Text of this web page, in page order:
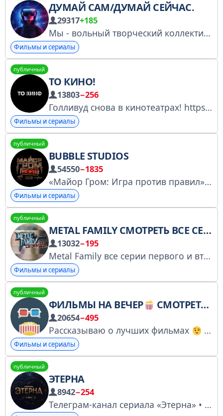
ДУМАЙ САМ/ДУМАЙ СЕЙЧАС.
29317+185
Мы - вольный творческий коллектив. Создаём ролики, мультипликацию и фильмы на важные социальные и политические темы. Поддержи нас: https://boosty.to/yhinkyourself Для связи: studio_ds-ds@bk.ru gosuslugi.ru/snet/676fc4ca6aa9672b9633bf22
Фильмы и сериалы
публичный
ТО КИНО!
13803−256
Голливуд снова в кинотеатрах! https://bit.ly/32VBhnG
Фильмы и сериалы
публичный
BUBBLE STUDIOS
54550−1835
«Майор Гром: Игра против правил» с 19 января на Кинопоиске — https://www.kinopoisk.ru/series/6299424/ Сведения о регистрации данного канала: https://clck.ru/3G3uzo
Фильмы и сериалы
публичный
METAL FAMILY СМОТРЕТЬ ВСЕ СЕРИИ
13032−195
Metal Family все серии первого и второго сезона на русском. Метал фемели 2 сезон 6 серия, 7, 8, 9, 10...
Фильмы и сериалы
публичный
ФИЛЬМЫ НА ВЕЧЕР СМОТРЕТЬ ФИЛЬМЫ БЕСПЛАТНО 2026
20654−495
Рассказываю о лучших фильмах
Фильмы и сериалы
публичный
ЭТЕРНА
8942−254
Телеграм-канал сериала «Этерна» • Киносекреты фэнтези-проекта и все о создании кино • Смотрите сериал на Кинопоиске